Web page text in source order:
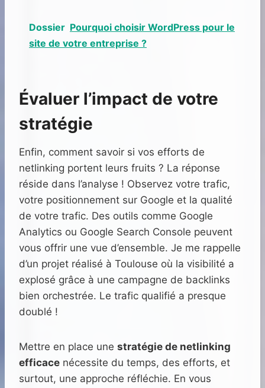
Dossier Pourquoi choisir WordPress pour le
site de votre entreprise ?
Évaluer l’impact de votre
stratégie
Enfin, comment savoir si vos efforts de
netlinking portent leurs fruits ? La réponse
réside dans l’analyse ! Observez votre trafic,
votre positionnement sur Google et la qualité
de votre trafic. Des outils comme Google
Analytics ou Google Search Console peuvent
vous offrir une vue d’ensemble. Je me rappelle
d’un projet réalisé à Toulouse où la visibilité a
explosé grâce à une campagne de backlinks
bien orchestrée. Le trafic qualifié a presque
doublé !
Mettre en place une stratégie de netlinking
efficace nécessite du temps, des efforts, et
surtout, une approche réfléchie. En vous